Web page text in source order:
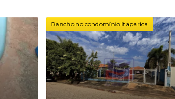
Rancho no condomínio Itaparica